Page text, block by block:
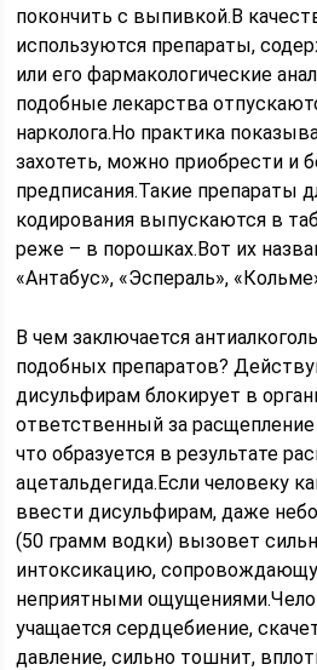
покончить с выпивкой.В
используются препараты,
или его фармакологические
подобные лекарства
нарколога.Но практика
захотеть, можно приобрести и
предписания.Такие препараты
кодирования выпускаются в
реже – в порошках.Вот их
«Антабус», «Эспераль»,
В чем заключается
подобных препаратов?
дисульфирам блокирует в
ответственный за
что образуется в результате
ацетальдегида.Если человеку
ввести дисульфирам, даже
(50 грамм водки) вызовет
интоксикацию,
неприятными
учащается сердцебиение,
давление, сильно тошнит,